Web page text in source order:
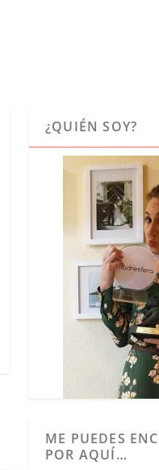
¿QUIÉN SOY?
ME PUEDES
POR AQUÍ…